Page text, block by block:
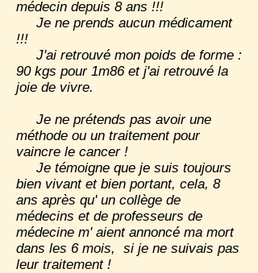
médecin depuis 8 ans !!!
Je ne prends aucun médicament
!!!
J'ai retrouvé mon poids de forme :
90 kgs pour 1m86 et j'ai retrouvé la
joie de vivre.
Je ne prétends pas avoir une
méthode ou un traitement pour
vaincre le cancer !
Je témoigne que je suis toujours
bien vivant et bien portant, cela, 8
ans après qu' un collège de
médecins et de professeurs de
médecine m' aient annoncé ma mort
dans les 6 mois, si je ne suivais pas
leur traitement !